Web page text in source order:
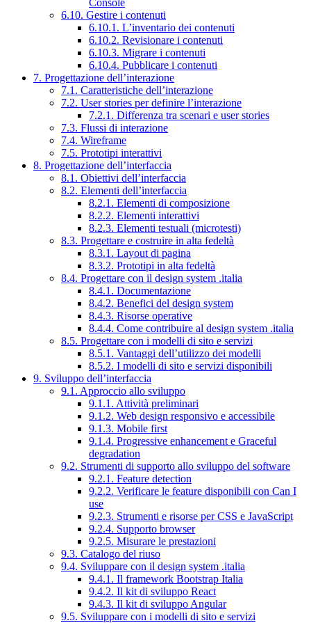
Console
6.10. Gestire i contenuti
6.10.1. L’inventario dei contenuti
6.10.2. Revisionare i contenuti
6.10.3. Migrare i contenuti
6.10.4. Pubblicare i contenuti
7. Progettazione dell’interazione
7.1. Caratteristiche dell’interazione
7.2. User stories per definire l’interazione
7.2.1. Differenza tra scenari e user stories
7.3. Flussi di interazione
7.4. Wireframe
7.5. Prototipi interattivi
8. Progettazione dell’interfaccia
8.1. Obiettivi dell’interfaccia
8.2. Elementi dell’interfaccia
8.2.1. Elementi di composizione
8.2.2. Elementi interattivi
8.2.3. Elementi testuali (microtesti)
8.3. Progettare e costruire in alta fedeltà
8.3.1. Layout di pagina
8.3.2. Prototipi in alta fedeltà
8.4. Progettare con il design system .italia
8.4.1. Documentazione
8.4.2. Benefici del design system
8.4.3. Risorse operative
8.4.4. Come contribuire al design system .italia
8.5. Progettare con i modelli di sito e servizi
8.5.1. Vantaggi dell’utilizzo dei modelli
8.5.2. I modelli di sito e servizi disponibili
9. Sviluppo dell’interfaccia
9.1. Approccio allo sviluppo
9.1.1. Attività preliminari
9.1.2. Web design responsivo e accessibile
9.1.3. Mobile first
9.1.4. Progressive enhancement e Graceful
degradation
9.2. Strumenti di supporto allo sviluppo del software
9.2.1. Feature detection
9.2.2. Verificare le feature disponibili con Can I
use
9.2.3. Strumenti e risorse per CSS e JavaScript
9.2.4. Supporto browser
9.2.5. Misurare le prestazioni
9.3. Catalogo del riuso
9.4. Sviluppare con il design system .italia
9.4.1. Il framework Bootstrap Italia
9.4.2. Il kit di sviluppo React
9.4.3. Il kit di sviluppo Angular
9.5. Sviluppare con i modelli di sito e servizi